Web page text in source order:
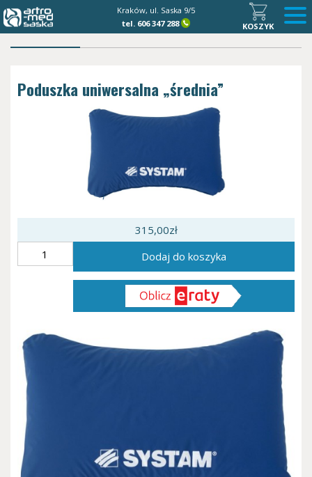
Kraków, ul. Saska 9/5
tel. 606 347 288 KOSZYK
Poduszka uniwersalna „średnia”
315,00zł
Poduszka
Dodaj do koszyka